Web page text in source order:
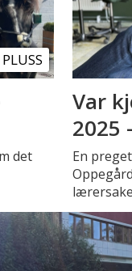
det
Var
2025
En